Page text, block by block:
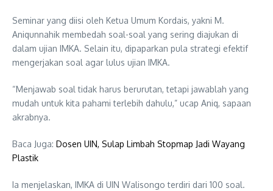
Seminar yang diisi oleh Ketua Umum Kordais, yakni M.
Aniqunnahik membedah soal-soal yang sering diajukan di
dalam ujian IMKA. Selain itu, dipaparkan pula strategi efektif
mengerjakan soal agar lulus ujian IMKA.
“Menjawab soal tidak harus berurutan, tetapi jawablah yang
mudah untuk kita pahami terlebih dahulu,” ucap Aniq, sapaan
akrabnya.
Baca Juga: Dosen UIN, Sulap Limbah Stopmap Jadi Wayang
Plastik
Ia menjelaskan, IMKA di UIN Walisongo terdiri dari 100 soal.